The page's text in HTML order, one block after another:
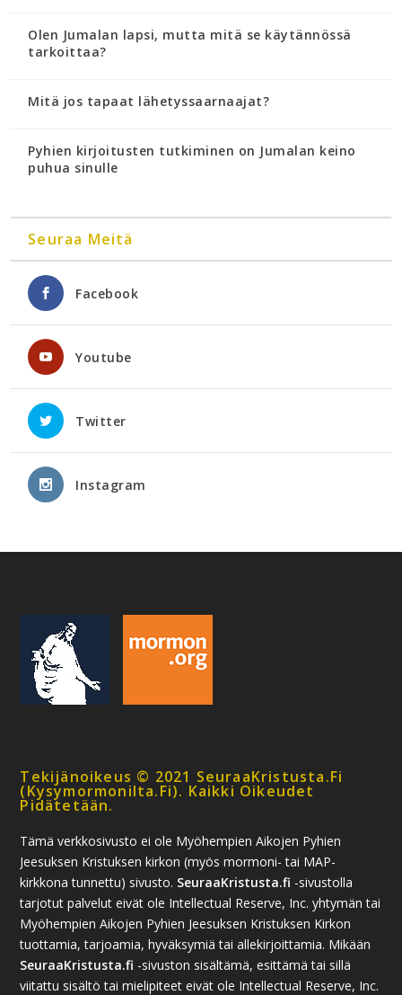
Olen Jumalan lapsi, mutta mitä se käytännössä
tarkoittaa?
Mitä jos tapaat lähetyssaarnaajat?
Pyhien kirjoitusten tutkiminen on Jumalan keino
puhua sinulle
Seuraa Meitä
Facebook
Youtube
Twitter
Instagram
Tekijänoikeus © 2021 SeuraaKristusta.fi
(kysymormonilta.fi). Kaikki Oikeudet
Pidätetään.
Tämä verkkosivusto ei ole Myöhempien Aikojen Pyhien
Jeesuksen Kristuksen kirkon (myös mormoni- tai MAP-
kirkkona tunnettu) sivusto. SeuraaKristusta.fi -sivustolla
tarjotut palvelut eivät ole Intellectual Reserve, Inc. yhtymän tai
Myöhempien Aikojen Pyhien Jeesuksen Kristuksen Kirkon
tuottamia, tarjoamia, hyväksymiä tai allekirjoittamia. Mikään
SeuraaKristusta.fi -sivuston sisältämä, esittämä tai sillä
viitattu sisältö tai mielipiteet eivät ole Intellectual Reserve, Inc.